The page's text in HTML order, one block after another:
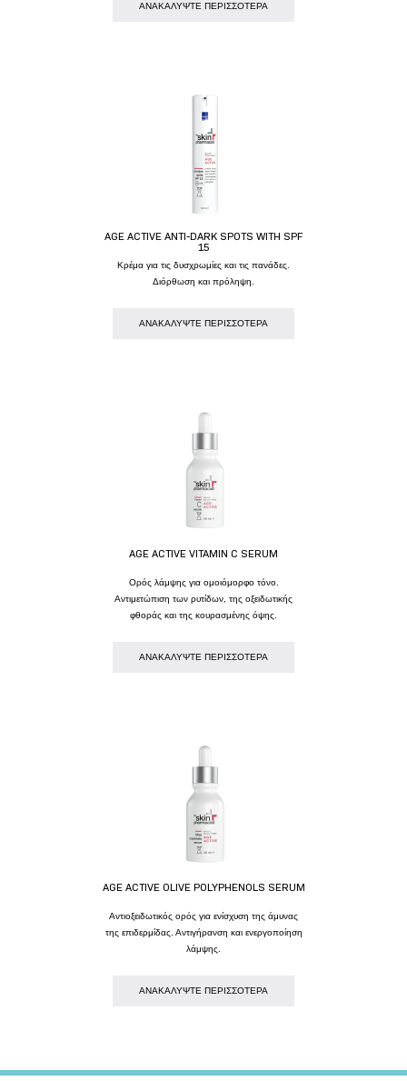
AΝΑΚΑΛΥΨΤΕ ΠΕΡΙΣΣΟΤΕΡΑ
AGE ACTIVE ANTI-DARK SPOTS WITH SPF
15
Κρέμα για τις δυσχρωμίες και τις πανάδες.
Διόρθωση και πρόληψη.
AΝΑΚΑΛΥΨΤΕ ΠΕΡΙΣΣΟΤΕΡΑ
AGE ACTIVE VITAMIN C SERUM
Ορός λάμψης για ομοιόμορφο τόνο.
Αντιμετώπιση των ρυτίδων, της οξειδωτικής
φθοράς και της κουρασμένης όψης.
AΝΑΚΑΛΥΨΤΕ ΠΕΡΙΣΣΟΤΕΡΑ
AGE ACTIVE OLIVE POLYPHENOLS SERUM
Αντιοξειδωτικός ορός για ενίσχυση της άμυνας
της επιδερμίδας. Αντιγήρανση και ενεργοποίηση
λάμψης.
AΝΑΚΑΛΥΨΤΕ ΠΕΡΙΣΣΟΤΕΡΑ